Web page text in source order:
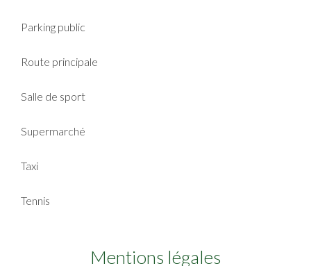
Parking public
Route principale
Salle de sport
Supermarché
Taxi
Tennis
Mentions légales